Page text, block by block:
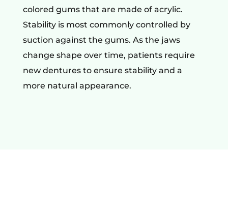
colored gums that are made of acrylic.
Stability is most commonly controlled by
suction against the gums. As the jaws
change shape over time, patients require
new dentures to ensure stability and a
more natural appearance.